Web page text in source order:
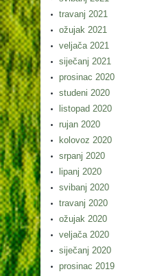
travanj 2021
ožujak 2021
veljača 2021
siječanj 2021
prosinac 2020
studeni 2020
listopad 2020
rujan 2020
kolovoz 2020
srpanj 2020
lipanj 2020
svibanj 2020
travanj 2020
ožujak 2020
veljača 2020
siječanj 2020
prosinac 2019